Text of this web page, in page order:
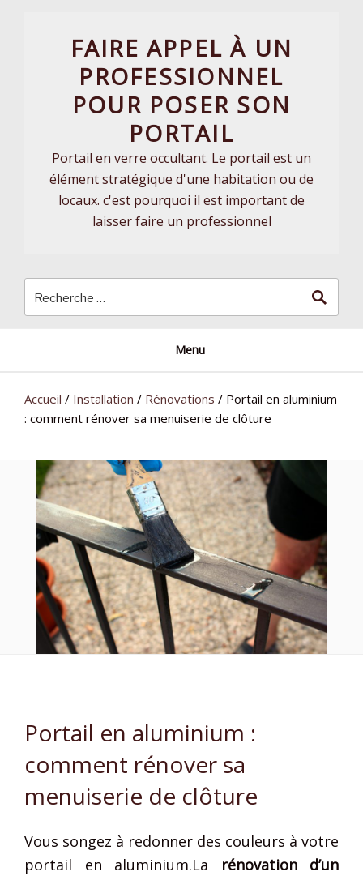
FAIRE APPEL À UN
PROFESSIONNEL
POUR POSER SON
PORTAIL
Portail en verre occultant. Le portail est un
élément stratégique d'une habitation ou de
locaux. c'est pourquoi il est important de
laisser faire un professionnel
Menu
Accueil / Installation / Rénovations / Portail en aluminium
: comment rénover sa menuiserie de clôture
Portail en aluminium :
comment rénover sa
menuiserie de clôture
Vous songez à redonner des couleurs à votre
portail en aluminium.La
rénovation d’un